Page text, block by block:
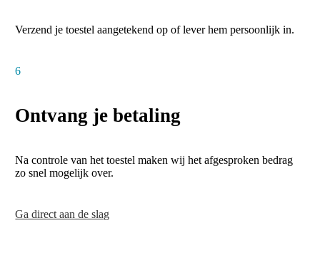
Verzend je toestel aangetekend op of lever hem persoonlijk in.
6
Ontvang je betaling
Na controle van het toestel maken wij het afgesproken bedrag
zo snel mogelijk over.
Ga direct aan de slag